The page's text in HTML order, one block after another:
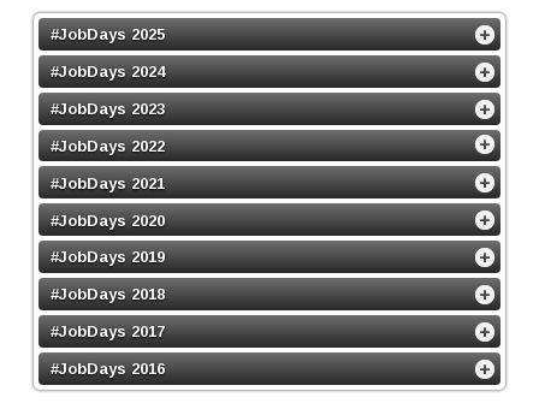
#JobDays 2025
#JobDays 2024
#JobDays 2023
#JobDays 2022
#JobDays 2021
#JobDays 2020
#JobDays 2019
#JobDays 2018
#JobDays 2017
#JobDays 2016